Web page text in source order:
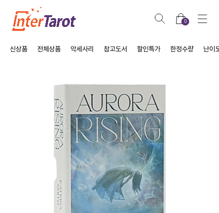
0
신상품 전체상품 악세사리 참고도서 할인특가 한정수량 난이